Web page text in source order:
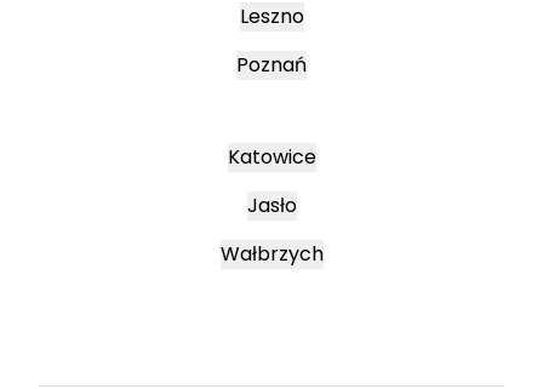
Leszno
Poznań
Katowice
Jasło
Wałbrzych